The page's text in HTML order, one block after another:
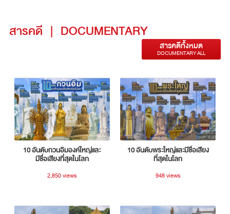
สารคดี | DOCUMENTARY
สารคดีทั้งหมด
DOCUMENTARY ALL
10 อันดับกวนอิมองค์ใหญ่และ
มีชื่อเสียงที่สุดในโลก
2,850 views
10 อันดับพระใหญ่และมีชื่อเสียง
ที่สุดในโลก
948 views